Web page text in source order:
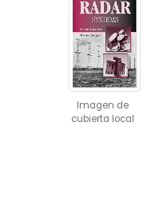
Imagen de
cubierta local